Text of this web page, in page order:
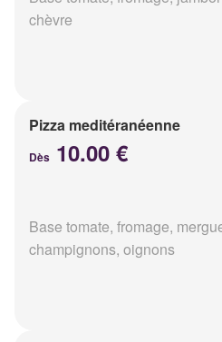
chèvre
Pizza meditéranéenne
Dès 10.00 €
Base tomate, fromage,
champignons, oignons